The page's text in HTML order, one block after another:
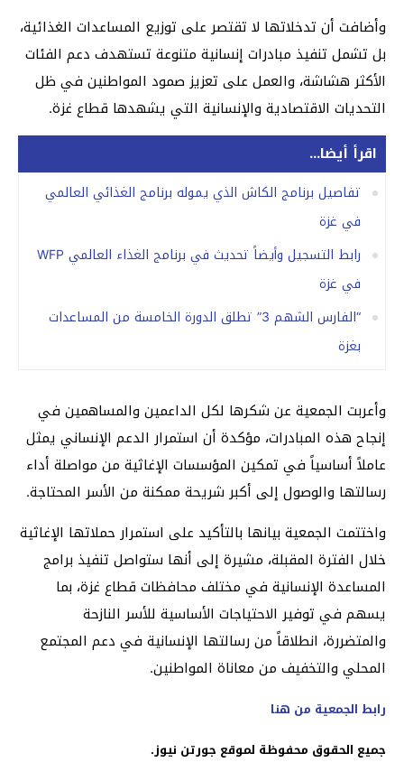
وأضافت أن تدخلاتها لا تقتصر على توزيع المساعدات الغذائية،
بل تشمل تنفيذ مبادرات إنسانية متنوعة تستهدف دعم الفئات
الأكثر هشاشة، والعمل على تعزيز صمود المواطنين في ظل
التحديات الاقتصادية والإنسانية التي يشهدها قطاع غزة.
اقرأ أيضا...
تفاصيل برنامج الكاش الذي يموله برنامج الغذائي العالمي
في غزة
رابط التسجيل وأيضاً تحديث في برنامج الغذاء العالمي WFP
في غزة
“الفارس الشهم 3” تطلق الدورة الخامسة من المساعدات
بغزة
وأعربت الجمعية عن شكرها لكل الداعمين والمساهمين في
إنجاح هذه المبادرات، مؤكدة أن استمرار الدعم الإنساني يمثل
عاملاً أساسياً في تمكين المؤسسات الإغاثية من مواصلة أداء
رسالتها والوصول إلى أكبر شريحة ممكنة من الأسر المحتاجة.
واختتمت الجمعية بيانها بالتأكيد على استمرار حملاتها الإغاثية
خلال الفترة المقبلة، مشيرة إلى أنها ستواصل تنفيذ برامج
المساعدة الإنسانية في مختلف محافظات قطاع غزة، بما
يسهم في توفير الاحتياجات الأساسية للأسر النازحة
والمتضررة، انطلاقاً من رسالتها الإنسانية في دعم المجتمع
المحلي والتخفيف من معاناة المواطنين.
رابط الجمعية من هنا
جميع الحقوق محفوظة لموقع جورتن نيوز.